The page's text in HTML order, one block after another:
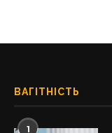
ВАГІТНІСТЬ
1